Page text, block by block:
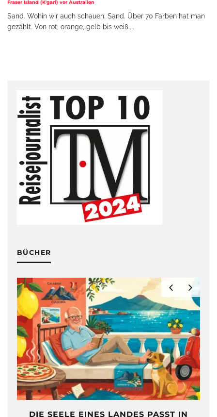
Fraser Island (K'gari) vor Australien
Sand. Wohin wir auch schauen. Sand. Über 70 Farben hat man
gezählt. Von rot, orange, gelb bis weiß....
BÜCHER
DIE SEELE EINES LANDES PASST IN